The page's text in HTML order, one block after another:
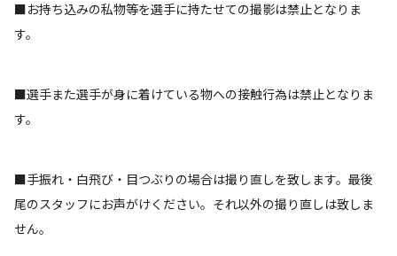
■お持ち込みの私物等を選手に持たせての撮影は禁止となりま
す。
■選手また選手が身に着けている物への接触行為は禁止となりま
す。
■手振れ・白飛び・目つぶりの場合は撮り直しを致します。最後
尾のスタッフにお声がけください。それ以外の撮り直しは致しま
せん。